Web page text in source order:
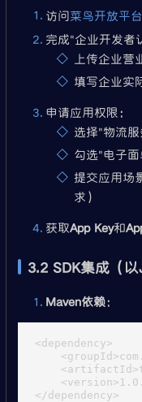
访问菜鸟开放平台
完成"企业开发者
上传企业营
填写企业实
申请应用权限：
选择"物流
勾选"电子
提交应用场
求）
获取App Key和
3.2 SDK集成（以
Maven依赖：
<dependency>